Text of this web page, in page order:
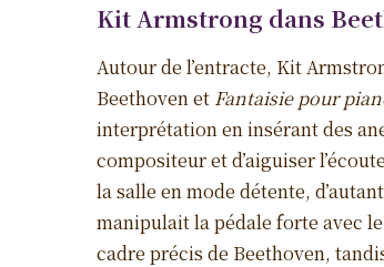
Kit Armstrong dans
Autour de l’entracte, Kit
Beethoven et Fantaisie pour
interprétation en insérant des
compositeur et d’aiguiser
la salle en mode détente,
manipulait la pédale forte avec
cadre précis de Beethoven,